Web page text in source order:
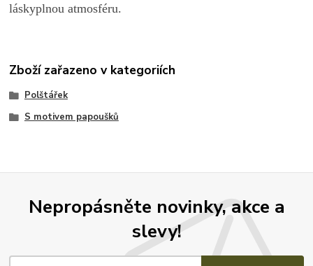
láskyplnou atmosféru.
Zboží zařazeno v kategoriích
Polštářek
S motivem papoušků
Nepropásněte novinky, akce a
slevy!